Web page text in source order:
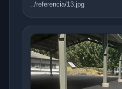
../referencia/13.jpg